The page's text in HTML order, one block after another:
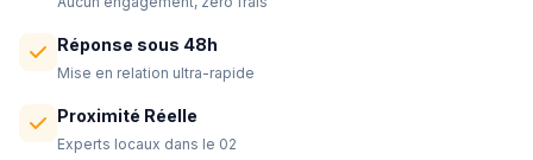
Réponse sous 48h
Mise en relation ultra-rapide
Proximité Réelle
Experts locaux dans le 02